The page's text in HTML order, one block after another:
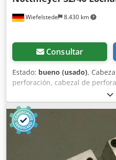
Wiefelstede 8.430 km
Consultar
Estado: bueno (usado),
perforación, cabezal de
multihusillo articulado,
cabezal de perforación para
perforación para espigas,
Cantidad: máx. 3 perforadores
alternada, en sentido horario/
perforadores: 32/40 mm -
Peso: 3 kg Csdpfx Asb A R R